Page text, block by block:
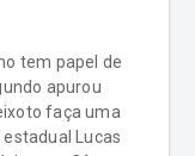
tem papel de
apurou
faça uma
Lucas